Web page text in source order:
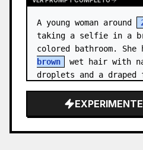
A young woman around
taking a selfie in a
colored bathroom. She
brown
wet hair with
droplets and a